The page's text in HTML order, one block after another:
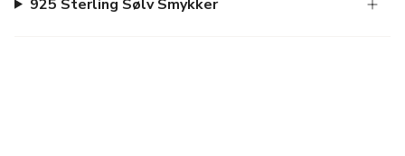
925 Sterling Sølv Smykker